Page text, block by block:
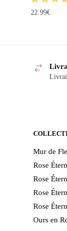
22.99€
Mur de
Rose
Rose
Rose
Rose
Ours en